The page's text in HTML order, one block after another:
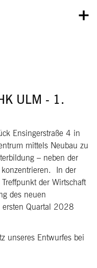
ULM - 1.
Ensingerstraße 4 in
mittels Neubau zu
– neben der
In der
der Wirtschaft
des neuen
ersten Quartal 2028
unseres Entwurfes bei